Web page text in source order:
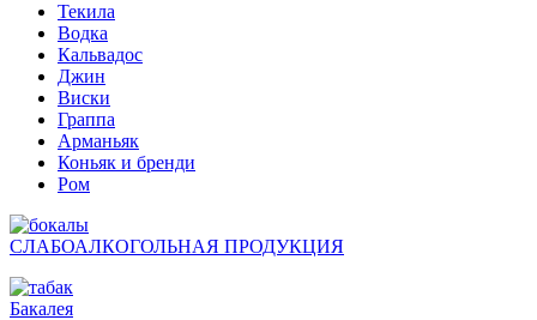
Текила
Водка
Кальвадос
Джин
Виски
Граппа
Арманьяк
Коньяк и бренди
Ром
СЛАБОАЛКОГОЛЬНАЯ ПРОДУКЦИЯ
Бакалея